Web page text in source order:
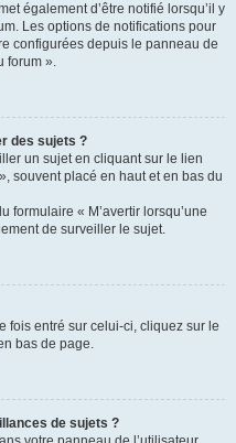
également d’être notifié lorsqu’il y
Les options de notifications pour
configurées depuis le panneau de
forum ».
des sujets ?
un sujet en cliquant sur le lien
souvent placé en haut et en bas du
formulaire « M’avertir lorsqu’une
de surveiller le sujet.
fois entré sur celui-ci, cliquez sur le
bas de page.
de sujets ?